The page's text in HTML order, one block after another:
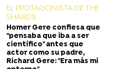
EL PROTAGONISTA DE THE
SHARDS
Homer Gere confiesa que
"pensaba que iba a ser
científico" antes que
actor como su padre,
Richard Gere: "Era más mi